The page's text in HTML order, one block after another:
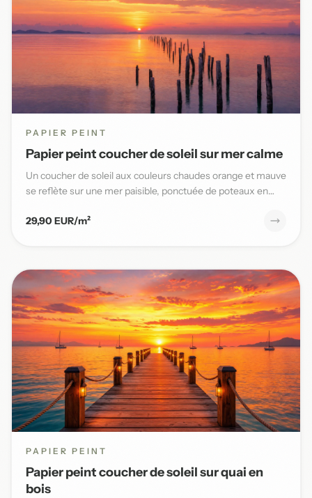
PAPIER PEINT
Papier peint coucher de soleil sur mer calme
Un coucher de soleil aux couleurs chaudes orange et mauve
se reflète sur une mer paisible, ponctuée de poteaux en
29,90 EUR/m²
PAPIER PEINT
Papier peint coucher de soleil sur quai en
bois